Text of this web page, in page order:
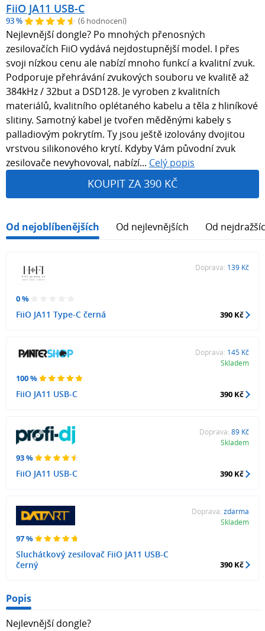
FiiO JA11 USB-C
93 % (6 hodnocení)
Nejlevnější dongle? Po mnohých přenosných
zesilovačích FiiO vydává nejdostupnější model. I přes
svoji nízkou cenu ale nabízí mnoho funkcí a kvalitní zvuk.
Podporuje přehrávání zvukových souboru ve kvalitě až
384kHz / 32but a DSD128. Je vyroben z kvalitních
materiálů, kvalitního oplétaného kabelu a těla z hliníkové
slitiny. Samotný kabel je tvořen měděnými kabely s
palladiovým pokrytím. Ty jsou ještě izolovány dvojitou
vrstvou silikonového krytí. Kdyby Vám původní zvuk
zesilovače nevyhovoval, nabízí... Celý popis
KOUPIT ZA 390 KČ
Od nejoblíbenějších Od nejlevnějších Od
0 %
FiiO JA11 Type-C černá
Doprava: 139 Kč
390 Kč
100 %
FiiO JA11 USB-C
Doprava: 145 Kč
Skladem
390 Kč
93 %
FiiO JA11 USB-C
Doprava: 89 Kč
Skladem
390 Kč
97 %
Sluchátkový zesilovač FiiO JA11 USB-C
černý
Doprava: zdarma
Skladem
390 Kč
Popis
Nejlevnější dongle?